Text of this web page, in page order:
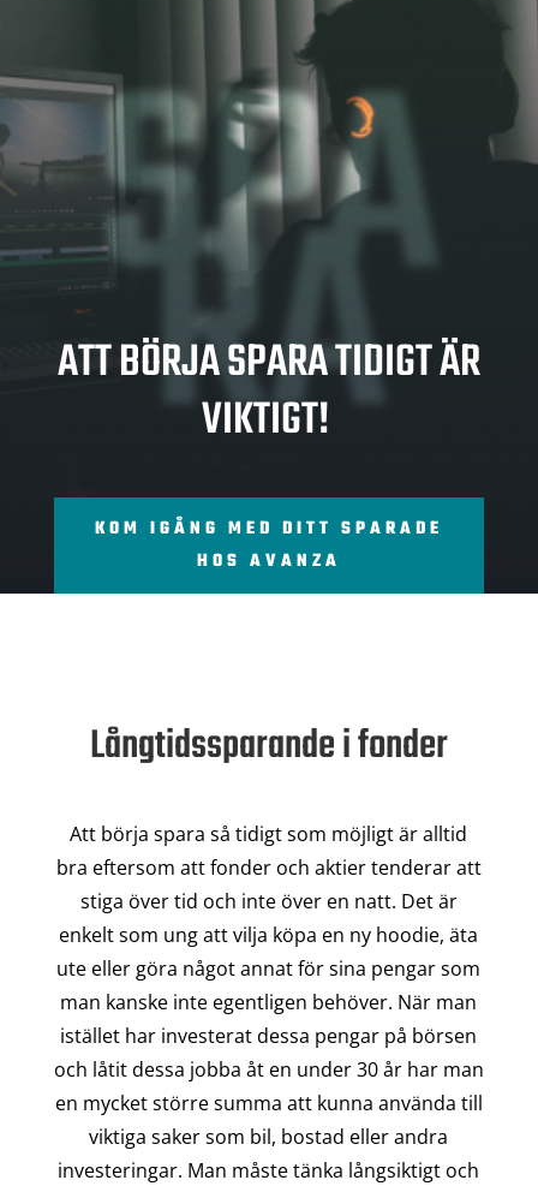
SPA
RA
ATT BÖRJA SPARA TIDIGT ÄR
VIKTIGT!
KOM IGÅNG MED DITT SPARADE
HOS AVANZA
Långtidssparande i fonder
Att börja spara så tidigt som möjligt är alltid
bra eftersom att fonder och aktier tenderar att
stiga över tid och inte över en natt. Det är
enkelt som ung att vilja köpa en ny hoodie, äta
ute eller göra något annat för sina pengar som
man kanske inte egentligen behöver. När man
istället har investerat dessa pengar på börsen
och låtit dessa jobba åt en under 30 år har man
en mycket större summa att kunna använda till
viktiga saker som bil, bostad eller andra
investeringar. Man måste tänka långsiktigt och